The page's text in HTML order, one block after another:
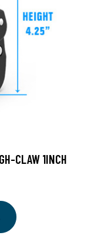
CLAW 1INCH